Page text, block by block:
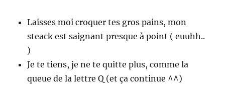
Laisses moi croquer tes gros pains, mon
steack est saignant presque à point ( euuhh..
)
Je te tiens, je ne te quitte plus, comme la
queue de la lettre Q (et ça continue ^^)